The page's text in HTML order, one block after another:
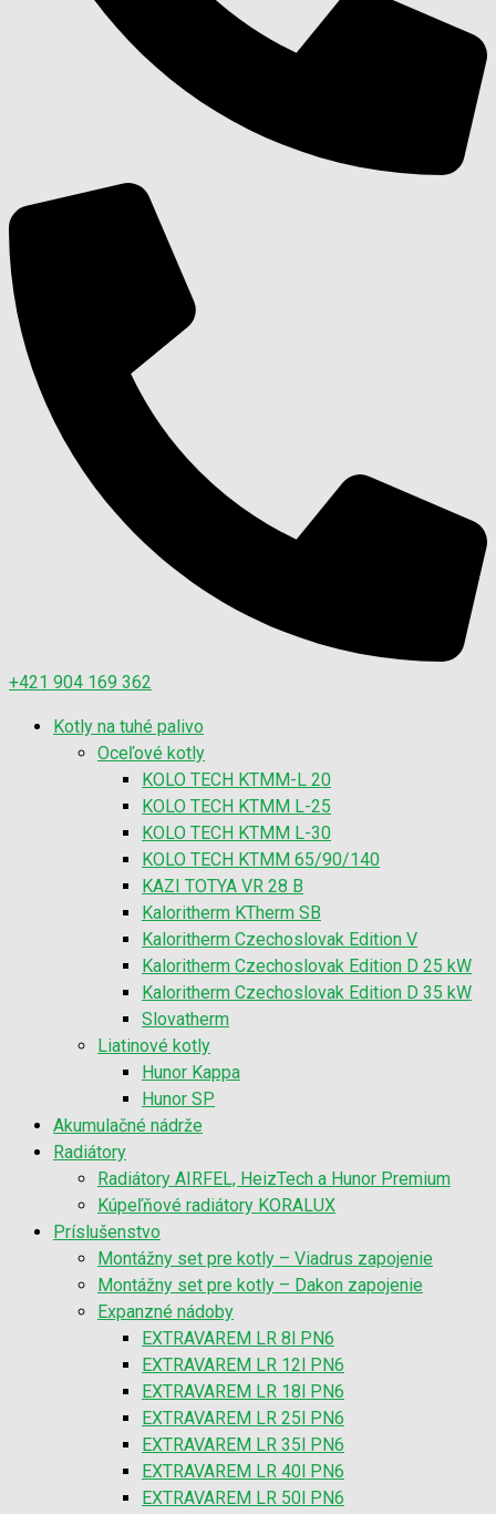
+421 904 169 362
Kotly na tuhé palivo
Oceľové kotly
KOLO TECH KTMM-L 20
KOLO TECH KTMM L-25
KOLO TECH KTMM L-30
KOLO TECH KTMM 65/90/140
KAZI TOTYA VR 28 B
Kaloritherm KTherm SB
Kaloritherm Czechoslovak Edition V
Kaloritherm Czechoslovak Edition D 25 kW
Kaloritherm Czechoslovak Edition D 35 kW
Slovatherm
Liatinové kotly
Hunor Kappa
Hunor SP
Akumulačné nádrže
Radiátory
Radiátory AIRFEL, HeizTech a Hunor Premium
Kúpeľňové radiátory KORALUX
Príslušenstvo
Montážny set pre kotly – Viadrus zapojenie
Montážny set pre kotly – Dakon zapojenie
Expanzné nádoby
EXTRAVAREM LR 8l PN6
EXTRAVAREM LR 12l PN6
EXTRAVAREM LR 18l PN6
EXTRAVAREM LR 25l PN6
EXTRAVAREM LR 35l PN6
EXTRAVAREM LR 40l PN6
EXTRAVAREM LR 50l PN6